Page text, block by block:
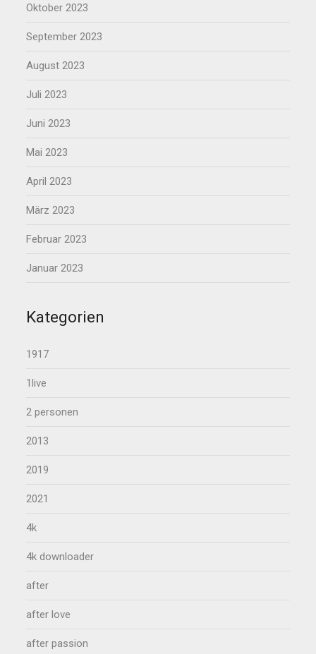
Oktober 2023
September 2023
August 2023
Juli 2023
Juni 2023
Mai 2023
April 2023
März 2023
Februar 2023
Januar 2023
Kategorien
1917
1live
2 personen
2013
2019
2021
4k
4k downloader
after
after love
after passion